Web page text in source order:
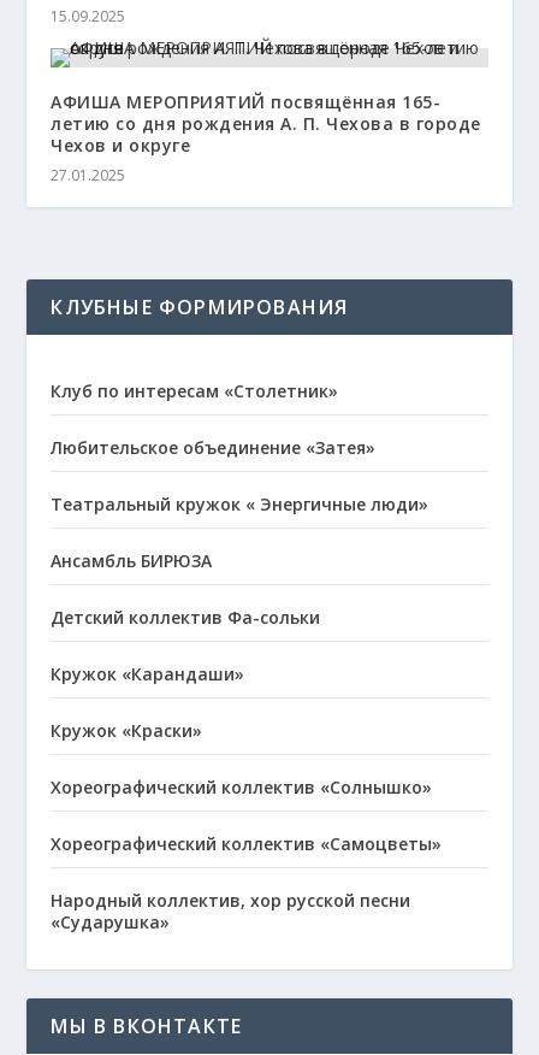
15.09.2025
АФИША МЕРОПРИЯТИЙ посвящённая 165-
летию со дня рождения А. П. Чехова в городе
Чехов и округе
27.01.2025
КЛУБНЫЕ ФОРМИРОВАНИЯ
Клуб по интересам «Столетник»
Любительское объединение «Затея»
Театральный кружок « Энергичные люди»
Ансамбль БИРЮЗА
Детский коллектив Фа-сольки
Кружок «Карандаши»
Кружок «Краски»
Хореографический коллектив «Солнышко»
Хореографический коллектив «Самоцветы»
Народный коллектив, хор русской песни
«Сударушка»
МЫ В ВКОНТАКТЕ